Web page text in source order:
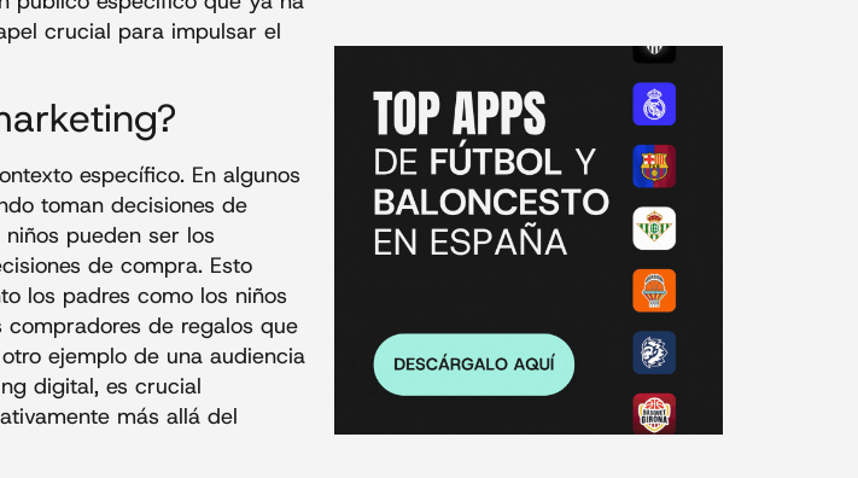
crucial para impulsar el
específico. En algunos
toman decisiones de
pueden ser los
de compra. Esto
los padres como los niños
de regalos que
ejemplo de una audiencia
digital, es crucial
más allá del